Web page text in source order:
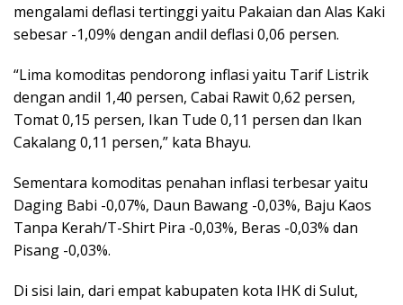
mengalami deflasi tertinggi yaitu Pakaian dan Alas Kaki
sebesar -1,09% dengan andil deflasi 0,06 persen.
“Lima komoditas pendorong inflasi yaitu Tarif Listrik
dengan andil 1,40 persen, Cabai Rawit 0,62 persen,
Tomat 0,15 persen, Ikan Tude 0,11 persen dan Ikan
Cakalang 0,11 persen,” kata Bhayu.
Sementara komoditas penahan inflasi terbesar yaitu
Daging Babi -0,07%, Daun Bawang -0,03%, Baju Kaos
Tanpa Kerah/T-Shirt Pira -0,03%, Beras -0,03% dan
Pisang -0,03%.
Di sisi lain, dari empat kabupaten kota IHK di Sulut,